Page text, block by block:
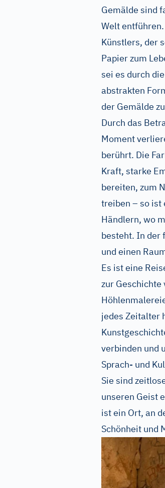
Gemälde sind
Welt
Künstlers, der
Papier zum
sei es durch
abstrakten
der Gemälde
Durch das
Moment
berührt. Die
Kraft, starke
bereiten, zum
treiben – so ist
Händlern, wo
besteht. In der
und einen
Es ist eine
zur Geschichte
jedes Zeitalter
verbinden und
Sprach- und
Sie sind
unseren Geist
ist ein Ort, an
Schönheit und